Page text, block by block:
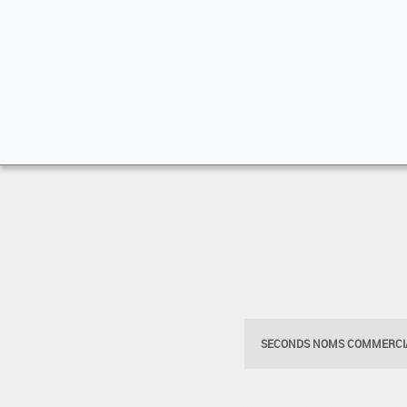
SECONDS NOMS